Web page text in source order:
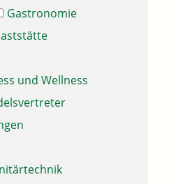
Gastronomie
und Wellness